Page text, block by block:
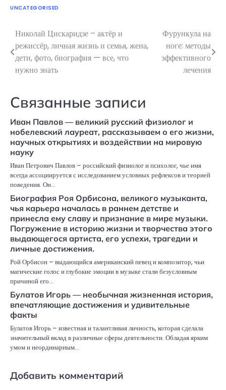
UNCATEGORISED
Навигация
по
записям
Николай Цискаридзе – актёр и
режиссёр, личная жизнь и семья, жена,
дети, фото, биография — все, что
нужно знать
Фурункула на
ноге: методы
эффективного
лечения
Связанные записи
Иван Павлов — великий русский физиолог и
нобелевский лауреат, рассказываем о его жизни,
научных открытиях и воздействии на мировую
науку
Иван Петрович Павлов – российский физиолог и психолог, чье имя
всегда ассоциируется с исследованием условных рефлексов и теорией
поведения. Он…
Биография Роя Орбисона, великого музыканта,
чья карьера началась в раннем детстве и
принесла ему славу и признание в мире музыки.
Погружение в историю жизни и творчества этого
выдающегося артиста, его успехи, трагедии и
личные достижения.
Рой Орбисон – выдающийся американский певец и композитор, чьи
магические голос и глубокие эмоции в музыке стали безусловным
причиной его…
Булатов Игорь — необычная жизненная история,
впечатляющие достижения и удивительные
факты
Булатов Игорь – известная и талантливая личность, которая сделала
значительный вклад в различные сферы деятельности. Обладая ярким
умом и неординарным…
Добавить комментарий